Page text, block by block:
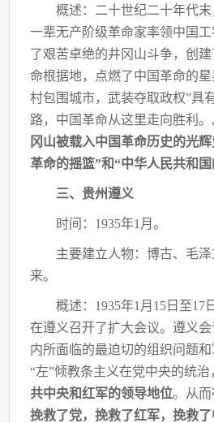
概述：二十世纪二十年代
一辈无产阶级革命家率领中国工
了艰苦卓绝的井冈山斗争，创
命根据地，点燃了中国革命的星
村包围城市，武装夺取政权”具
路，中国革命从这里走向胜利
冈山被载入中国革命历史的光
革命的摇篮”和“中华人民共和
三、贵州遵义
时间： 1935年1月。
主要建立人物：博古、毛
来。
概述： 1935年1月15日至17
在遵义召开了扩大会议。遵义
内所面临的最迫切的组织问题
“左”倾教条主义在党中央的统治
共中央和红军的领导地位。从而
挽救了党，挽救了红军，挽救